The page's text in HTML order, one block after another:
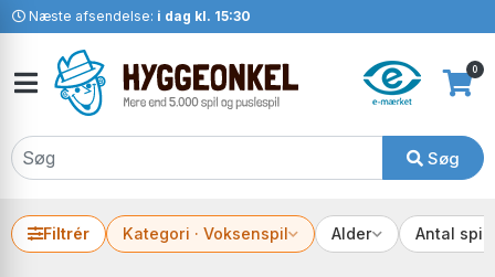
Næste afsendelse: i dag kl. 15:30
Søg
0
Filtrér Kategori · Voksenspil Alder Antal